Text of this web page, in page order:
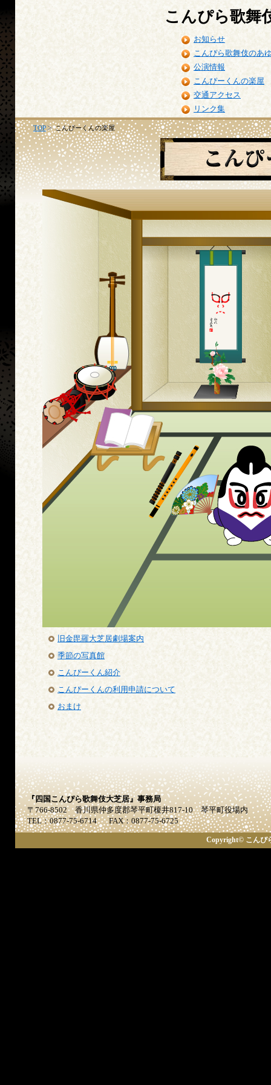
こんぴら歌舞
お知らせ
こんぴら歌舞伎のあ
公演情報
こんぴーくんの楽屋
交通アクセス
リンク集
TOP こんぴーくんの楽屋
旧金毘羅大芝居劇場案内
季節の写真館
こんぴーくん紹介
こんぴーくんの利用申請について
おまけ
『四国こんぴら歌舞伎大芝居』事務局
〒766-8502 香川県仲多度郡琴平町榎井817-10 琴平町役場内
TEL：0877-75-6714
FAX：0877-75-6725
Copyright© こんぴ